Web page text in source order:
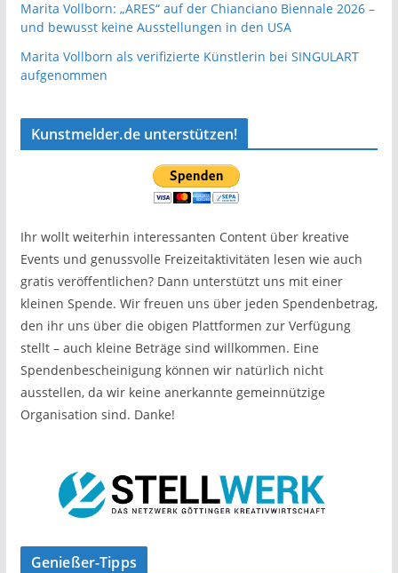
Marita Vollborn: „ARES“ auf der Chianciano Biennale 2026 –
und bewusst keine Ausstellungen in den USA
Marita Vollborn als verifizierte Künstlerin bei SINGULART
aufgenommen
Kunstmelder.de unterstützen!
Ihr wollt weiterhin interessanten Content über kreative
Events und genussvolle Freizeitaktivitäten lesen wie auch
gratis veröffentlichen? Dann unterstützt uns mit einer
kleinen Spende. Wir freuen uns über jeden Spendenbetrag,
den ihr uns über die obigen Plattformen zur Verfügung
stellt – auch kleine Beträge sind willkommen. Eine
Spendenbescheinigung können wir natürlich nicht
ausstellen, da wir keine anerkannte gemeinnützige
Organisation sind. Danke!
Genießer-Tipps